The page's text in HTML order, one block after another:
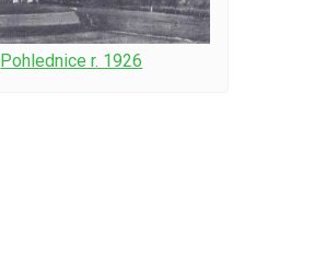
Pohlednice r. 1926